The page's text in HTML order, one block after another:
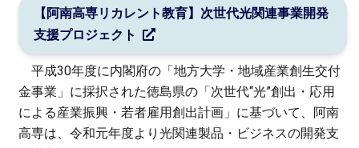
【阿南高専リカレント教育】次世代光関連事業開発
支援プロジェクト
平成30年度に内閣府の「地方大学・地域産業創生交付
金事業」に採択された徳島県の「次世代“光”創出・応用
による産業振興・若者雇用創出計画」に基づいて、阿南
高専は、令和元年度より光関連製品・ビジネスの開発支